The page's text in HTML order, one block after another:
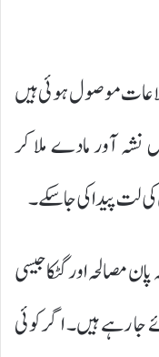
موصول ہوئی ہیں
نشہ آور مادے ملا کر
لت پیدا کی جا سکے۔
مصالحہ اور گٹکا جیسی
رہے ہیں۔ اگر کوئی